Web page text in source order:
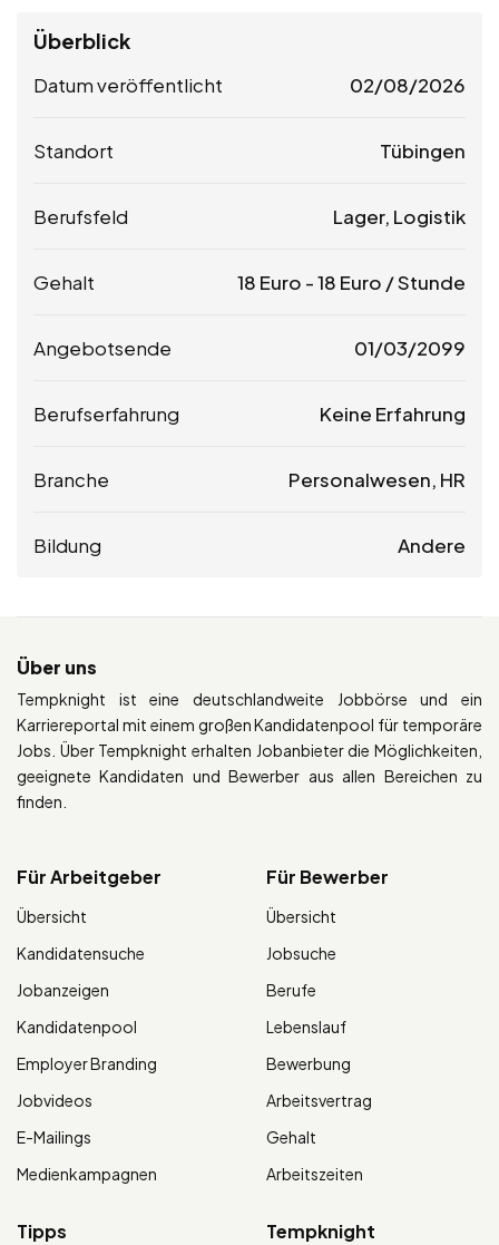
Überblick
Datum veröffentlicht 02/08/2026
Standort Tübingen
Berufsfeld Lager, Logistik
Gehalt 18 Euro -18 Euro / Stunde
Angebotsende 01/03/2099
Berufserfahrung Keine Erfahrung
Branche Personalwesen, HR
Bildung Andere
Über uns
Tempknight ist eine deutschlandweite Jobbörse und ein
Karriereportal mit einem großen Kandidatenpool für temporäre
Jobs. Über Tempknight erhalten Jobanbieter die Möglichkeiten,
geeignete Kandidaten und Bewerber aus allen Bereichen zu
finden.
Für Arbeitgeber
Übersicht
Kandidatensuche
Jobanzeigen
Kandidatenpool
Employer Branding
Jobvideos
E-Mailings
Medienkampagnen
Für Bewerber
Übersicht
Jobsuche
Berufe
Lebenslauf
Bewerbung
Arbeitsvertrag
Gehalt
Arbeitszeiten
Tipps Tempknight